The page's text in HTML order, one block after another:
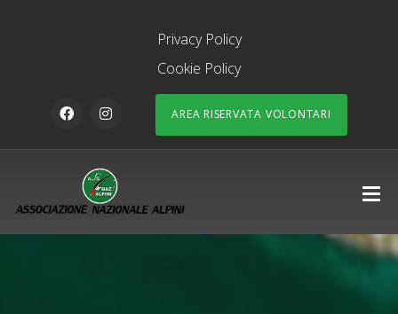
Privacy Policy
Cookie Policy
AREA RISERVATA VOLONTARI